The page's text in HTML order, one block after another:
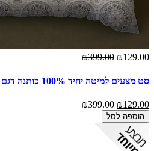
₪129.00
₪399.00
סט מצעים למיטה יחיד 100% כותנה דגם פרחים צבע אפור 90/200
₪129.00
₪399.00
הוספה לסל